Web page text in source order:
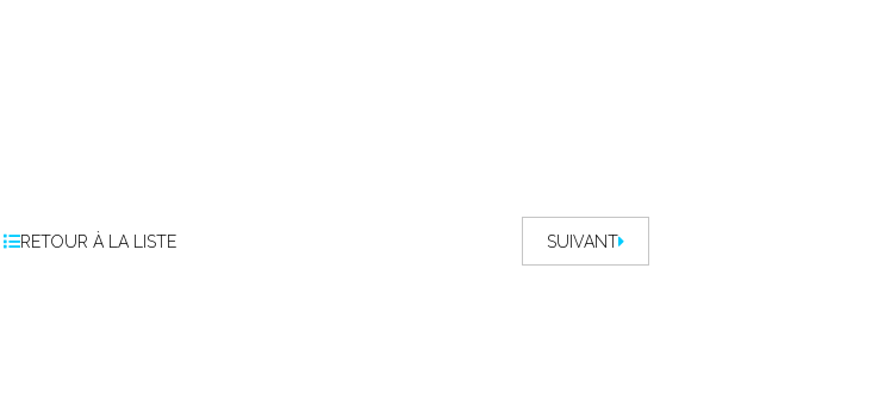
RETOUR À LA LISTE SUIVANT